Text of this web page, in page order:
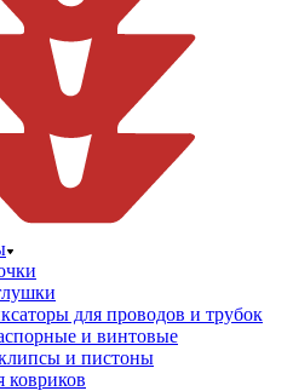
для проводов и трубок
и винтовые
и пистоны
ковриков